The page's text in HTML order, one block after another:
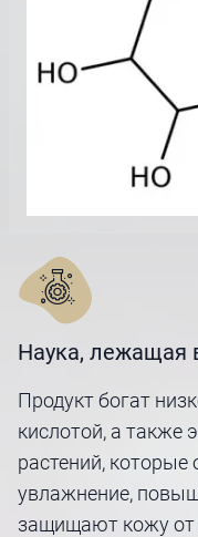
Наука, лежащая
Продукт богат
кислотой, а также
растений, которые
увлажнение,
защищают кожу от